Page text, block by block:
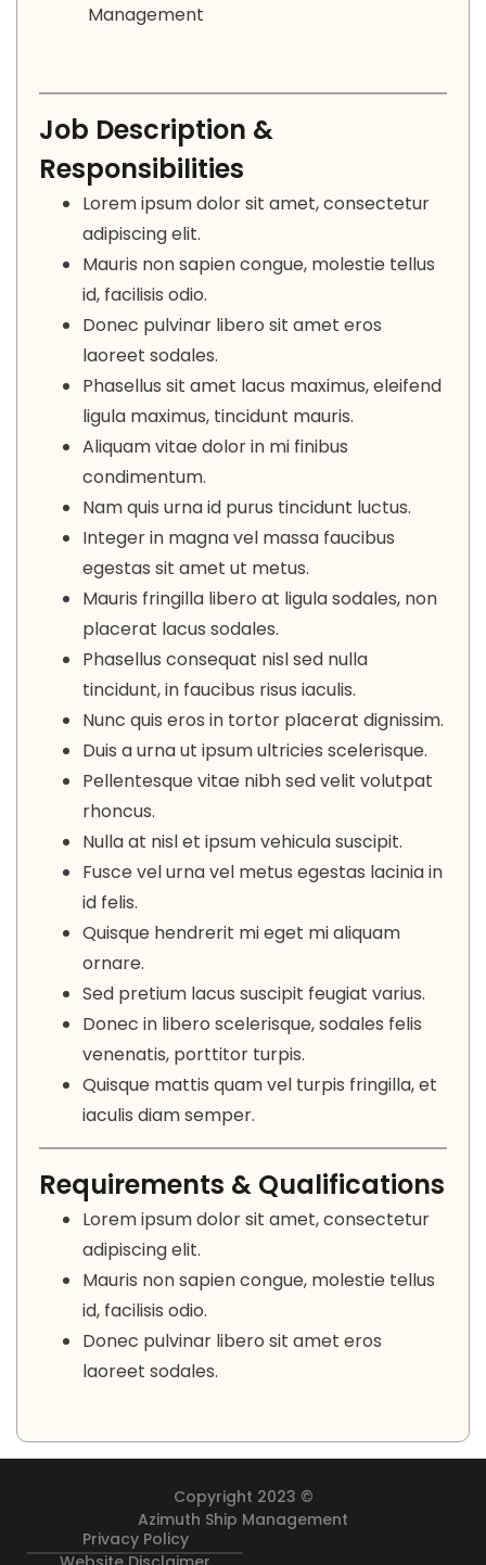
Management
Job Description &
Responsibilities
Lorem ipsum dolor sit amet, consectetur
adipiscing elit.
Mauris non sapien congue, molestie tellus
id, facilisis odio.
Donec pulvinar libero sit amet eros
laoreet sodales.
Phasellus sit amet lacus maximus, eleifend
ligula maximus, tincidunt mauris.
Aliquam vitae dolor in mi finibus
condimentum.
Nam quis urna id purus tincidunt luctus.
Integer in magna vel massa faucibus
egestas sit amet ut metus.
Mauris fringilla libero at ligula sodales, non
placerat lacus sodales.
Phasellus consequat nisl sed nulla
tincidunt, in faucibus risus iaculis.
Nunc quis eros in tortor placerat dignissim.
Duis a urna ut ipsum ultricies scelerisque.
Pellentesque vitae nibh sed velit volutpat
rhoncus.
Nulla at nisl et ipsum vehicula suscipit.
Fusce vel urna vel metus egestas lacinia in
id felis.
Quisque hendrerit mi eget mi aliquam
ornare.
Sed pretium lacus suscipit feugiat varius.
Donec in libero scelerisque, sodales felis
venenatis, porttitor turpis.
Quisque mattis quam vel turpis fringilla, et
iaculis diam semper.
Requirements & Qualifications
Lorem ipsum dolor sit amet, consectetur
adipiscing elit.
Mauris non sapien congue, molestie tellus
id, facilisis odio.
Donec pulvinar libero sit amet eros
laoreet sodales.
Copyright 2023 ©
Azimuth Ship Management
Privacy Policy